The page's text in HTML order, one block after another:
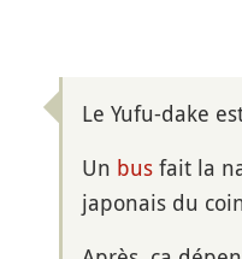
Le Yufu-dake
Un bus fait la
japonais du